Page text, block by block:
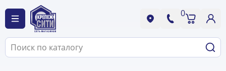
0